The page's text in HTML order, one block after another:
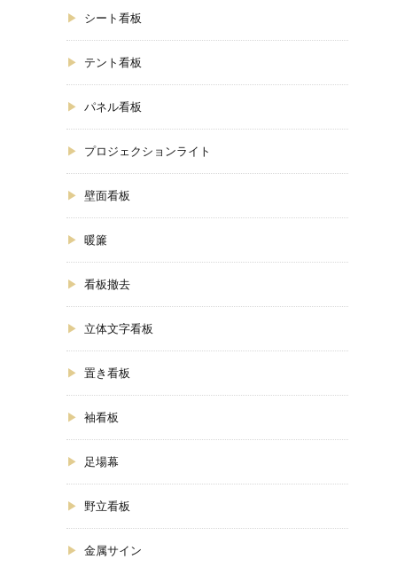
シート看板
テント看板
パネル看板
プロジェクションライト
壁面看板
暖簾
看板撤去
立体文字看板
置き看板
袖看板
足場幕
野立看板
金属サイン